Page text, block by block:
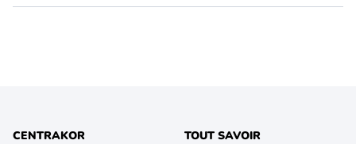
CENTRAKOR TOUT SAVOIR